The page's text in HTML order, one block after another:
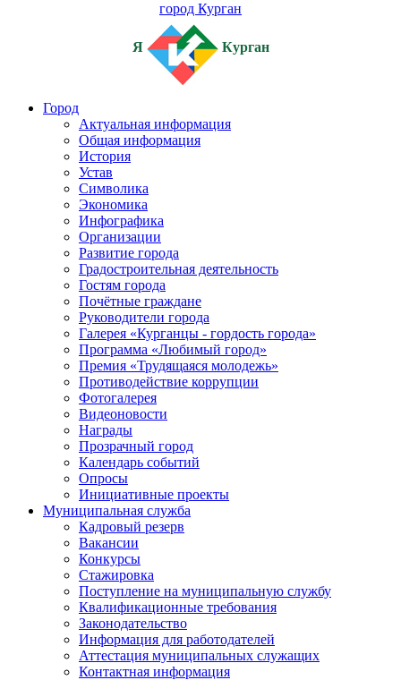
город Курган
Я Курган
Город
Актуальная информация
Общая информация
История
Устав
Символика
Экономика
Инфографика
Организации
Развитие города
Градостроительная деятельность
Гостям города
Почётные граждане
Руководители города
Галерея «Курганцы - гордость города»
Программа «Любимый город»
Премия «Трудящаяся молодежь»
Противодействие коррупции
Фотогалерея
Видеоновости
Награды
Прозрачный город
Календарь событий
Опросы
Инициативные проекты
Муниципальная служба
Кадровый резерв
Вакансии
Конкурсы
Стажировка
Поступление на муниципальную службу
Квалификационные требования
Законодательство
Информация для работодателей
Аттестация муниципальных служащих
Контактная информация